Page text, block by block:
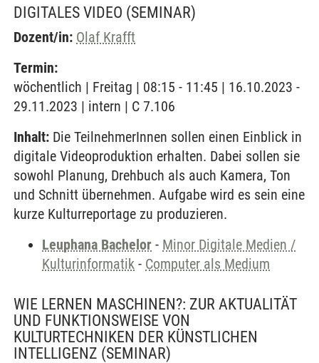
DIGITALES VIDEO (SEMINAR)
Dozent/in: Olaf Krafft
Termin:
wöchentlich | Freitag | 08:15 - 11:45 | 16.10.2023 -
29.11.2023 | intern | C 7.106
Inhalt: Die TeilnehmerInnen sollen einen Einblick in
digitale Videoproduktion erhalten. Dabei sollen sie
sowohl Planung, Drehbuch als auch Kamera, Ton
und Schnitt übernehmen. Aufgabe wird es sein eine
kurze Kulturreportage zu produzieren.
Leuphana Bachelor - Minor Digitale Medien /
Kulturinformatik - Computer als Medium
WIE LERNEN MASCHINEN?: ZUR AKTUALITÄT
UND FUNKTIONSWEISE VON
KULTURTECHNIKEN DER KÜNSTLICHEN
INTELLIGENZ (SEMINAR)